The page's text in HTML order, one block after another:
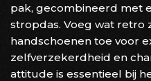
pak, gecombineerd met
stropdas. Voeg wat
handschoenen toe voor
zelfverzekerdheid en
attitude is essentieel bij